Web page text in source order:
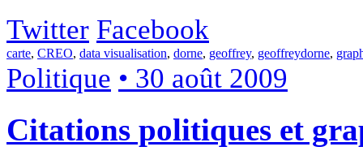
Twitter Facebook
carte, CREO, data visualisation, dorne, geoffrey, geoffreydorne,
Politique • 30 août 2009
Citations politiques et